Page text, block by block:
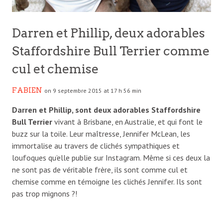
Darren et Phillip, deux adorables
Staffordshire Bull Terrier comme
cul et chemise
FABIEN on 9 septembre 2015 at 17 h 56 min
Darren et Phillip, sont deux adorables Staffordshire
Bull Terrier vivant à Brisbane, en Australie, et qui font le
buzz sur la toile. Leur maîtresse, Jennifer McLean, les
immortalise au travers de clichés sympathiques et
loufoques qu’elle publie sur Instagram. Même si ces deux la
ne sont pas de véritable frère, ils sont comme cul et
chemise comme en témoigne les clichés Jennifer. Ils sont
pas trop mignons ?!